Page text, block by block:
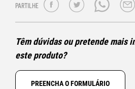
PARTILHE
Têm dúvidas ou pretende mais
este produto?
PREENCHA O FORMULÁRIO